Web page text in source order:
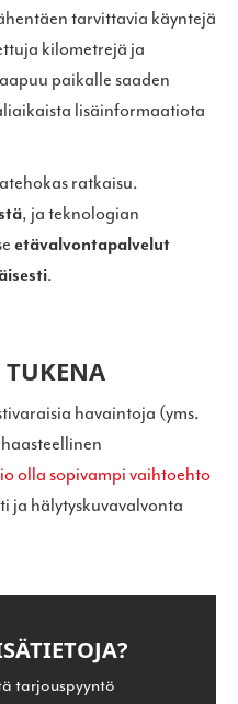
tarvittavia käyntejä
kilometrejä ja
paikalle saaden
lisäinformaatiota
ratkaisu.
, ja teknologian
etävalvontapalvelut
.
havaintoja (yms.
olla sopivampi vaihtoehto
ja hälytyskuvavalvonta
tarjouspyyntö